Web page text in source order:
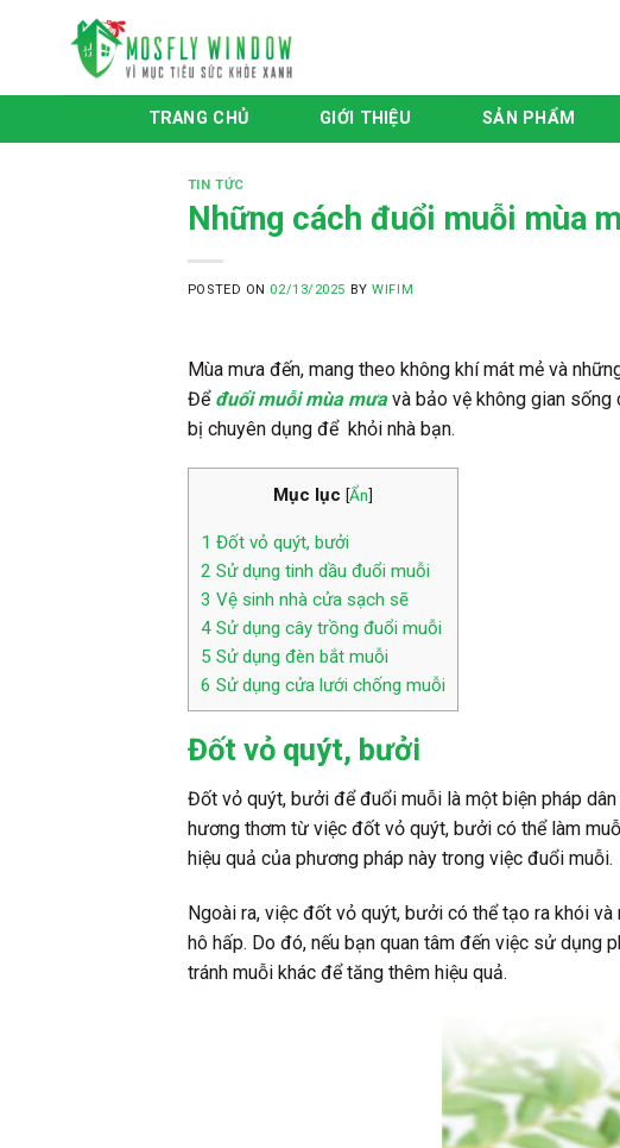
TRANG CHỦ GIỚI THIỆU SẢN PHẨM
TIN TỨC
Những cách đuổi muỗi mùa
POSTED ON 02/13/2025 BYWIFIM
Mùa mưa đến, mang theo không khí mát mẻ và
Để đuổi muỗi mùa mưavà bảo vệ không gian sống
bị chuyên dụng để khỏi nhà bạn.
Mục lục [Ẩn]
1 Đốt vỏ quýt, bưởi
2 Sử dụng tinh dầu đuổi muỗi
3 Vệ sinh nhà cửa sạch sẽ
4Sử dụng cây trồng đuổi muỗi
5 Sử dụng đèn bắt muỗi
6 Sử dụng cửa lưới chống muỗi
Đốt vỏ quýt, bưởi
Đốt vỏ quýt, bưởi để đuổi muỗi là một biện pháp
hương thơm từ việc đốt vỏ quýt, bưởi có thể làm
hiệu quả của phương pháp này trong việc đuổi muỗi.
Ngoài ra, việc đốt vỏ quýt, bưởi có thể tạo ra khói
hô hấp. Do đó, nếu bạn quan tâm đến việc sử dụng
tránh muỗi khác để tăng thêm hiệu quả.